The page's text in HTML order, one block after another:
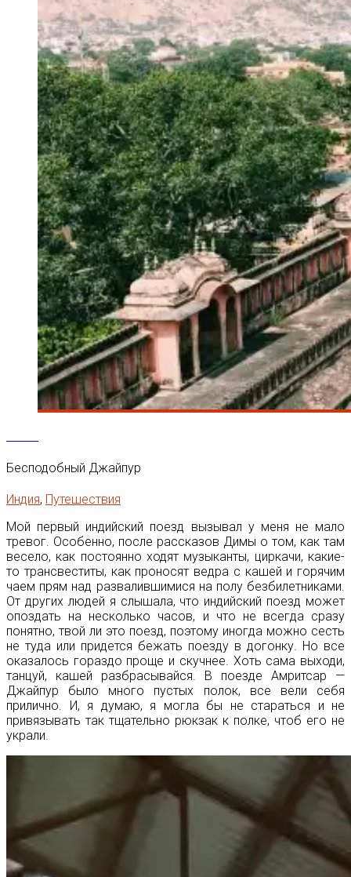
Бесподобный Джайпур
Индия, Путешествия
Мой первый индийский поезд вызывал у меня не мало
тревог. Особенно, после рассказов Димы о том, как там
весело, как постоянно ходят музыканты, циркачи, какие-
то трансвеститы, как проносят ведра с кашей и горячим
чаем прям над развалившимися на полу безбилетниками.
От других людей я слышала, что индийский поезд может
опоздать на несколько часов, и что не всегда сразу
понятно, твой ли это поезд, поэтому иногда можно сесть
не туда или придется бежать поезду в догонку. Но все
оказалось гораздо проще и скучнее. Хоть сама выходи,
танцуй, кашей разбрасывайся. В поезде Амритсар —
Джайпур было много пустых полок, все вели себя
прилично. И, я думаю, я могла бы не стараться и не
привязывать так тщательно рюкзак к полке, чтоб его не
украли.